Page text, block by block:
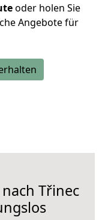
oder holen Sie
Angebote für
Třinec